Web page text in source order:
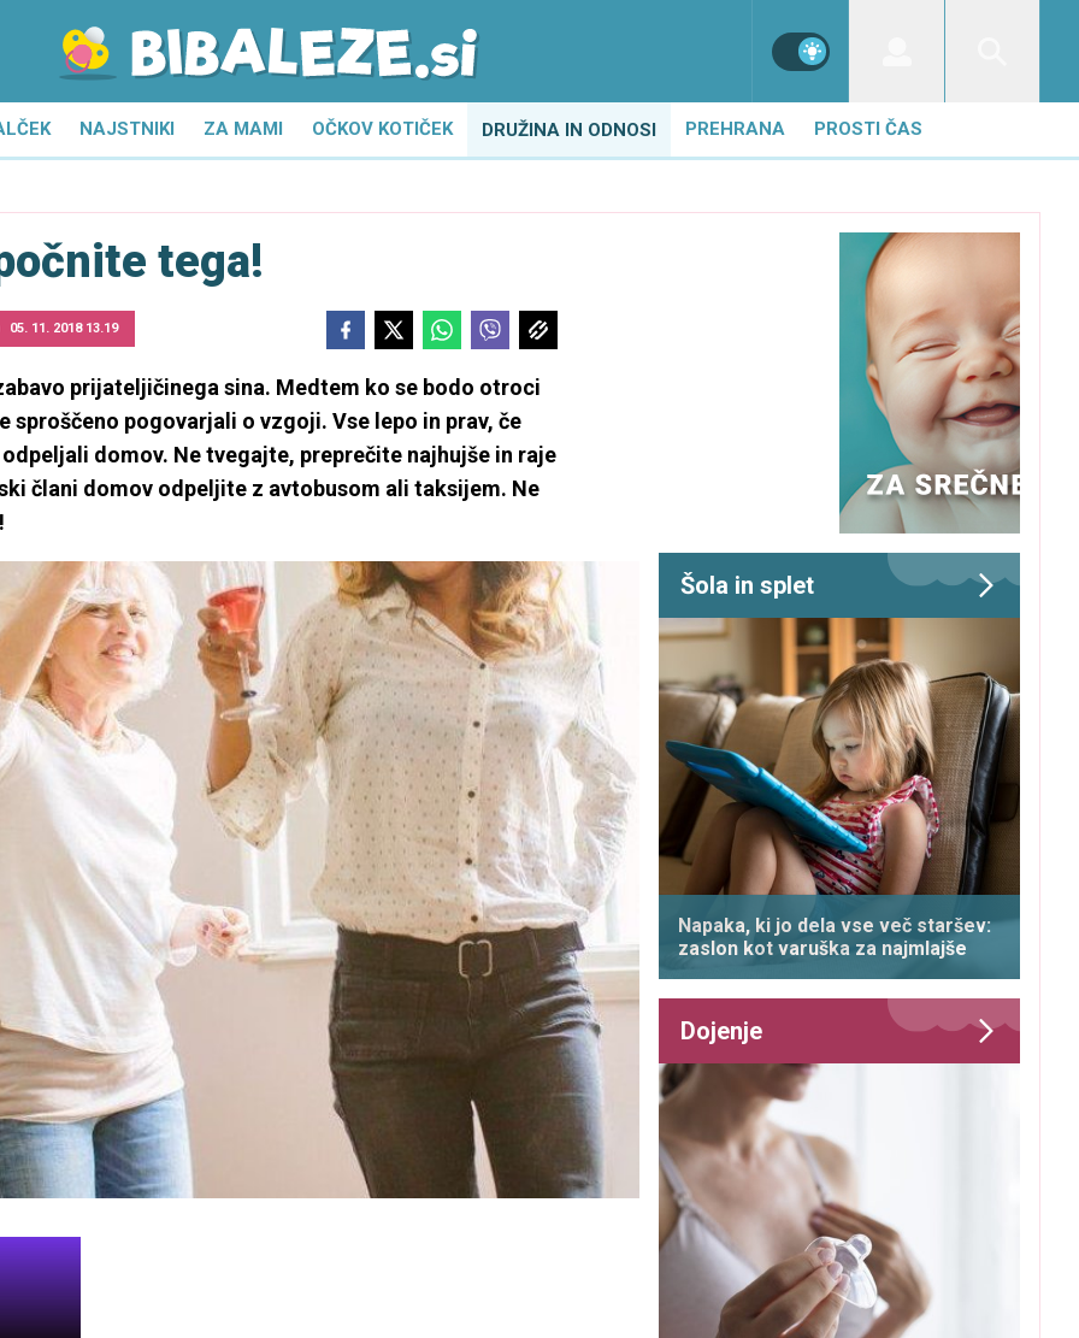
NAJSTNIKI ZA MAMI OČKOV KOTIČEK DRUŽINA IN ODNOSI PREHRANA PROSTI ČAS
tega!
05. 11. 2018 13.19
prijateljičinega sina. Medtem ko se bodo otroci
pogovarjali o vzgoji. Vse lepo in prav, če
domov. Ne tvegajte, preprečite najhujše in raje
člani domov odpeljite z avtobusom ali taksijem. Ne
Šola in splet
Napaka, ki jo dela vse več staršev:
zaslon kot varuška za najmlajše
Dojenje